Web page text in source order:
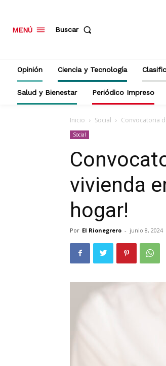
MENÚ Buscar
Opinión Ciencia y Tecnología
Salud y Bienestar Periódico Impreso
Inicio Social Convocatoria
Social
vivienda
hogar!
Por El Rionegrero - junio 8, 2024